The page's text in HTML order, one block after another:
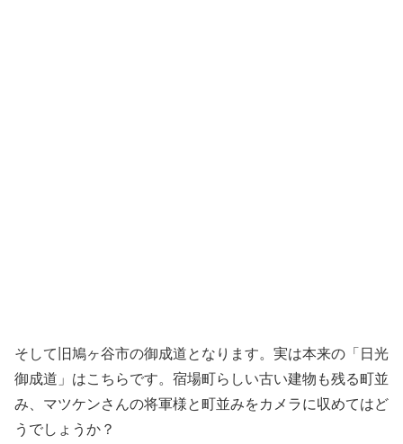
そして旧鳩ヶ谷市の御成道となります。実は本来の「日光
御成道」はこちらです。宿場町らしい古い建物も残る町並
み、マツケンさんの将軍様と町並みをカメラに収めてはど
うでしょうか？